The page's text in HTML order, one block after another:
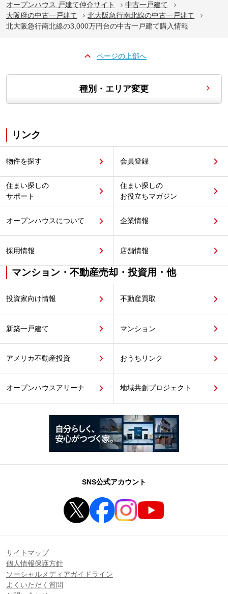
オープンハウス 戸建て仲介サイト
中古一戸建て
大阪府の中古一戸建て
北大阪急行南北線の中古一戸建て
北大阪急行南北線の3,000万円台の中古一戸建て購入情報
ページの上部へ
種別・エリア変更
リンク
物件を探す 会員登録
住まい探しの
サポート
住まい探しの
お役立ちマガジン
オープンハウスについて 企業情報
採用情報 店舗情報
マンション・不動産売却・投資用・他
投資家向け情報 不動産買取
新築一戸建て マンション
アメリカ不動産投資 おうちリンク
オープンハウスアリーナ 地域共創プロジェクト
SNS公式アカウント
サイトマップ
個人情報保護方針
ソーシャルメディアガイドライン
よくいただく質問